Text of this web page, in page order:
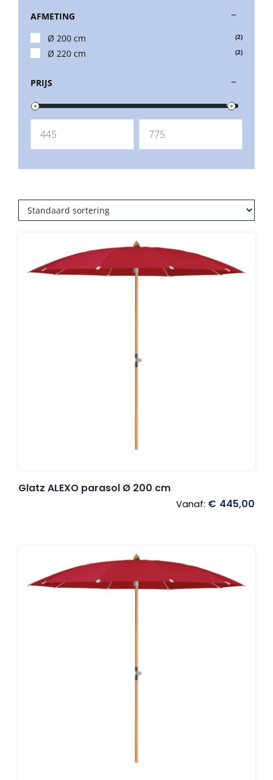
AFMETING
Ø 200 cm
(2)
Ø 220 cm (2)
PRIJS
Glatz ALEXO parasol Ø 200 cm
Vanaf: € 445,00